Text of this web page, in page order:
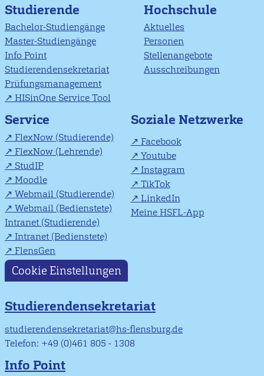
Studierende
Bachelor-Studiengänge
Master-Studiengänge
Info Point
Studierendensekretariat
Prüfungsmanagement
HISinOne Service Tool
Hochschule
Aktuelles
Personen
Stellenangebote
Ausschreibungen
Service
FlexNow (Studierende)
FlexNow (Lehrende)
StudIP
Moodle
Webmail (Studierende)
Webmail (Bedienstete)
Intranet (Studierende)
Intranet (Bedienstete)
FlensGen
Soziale Netzwerke
Facebook
Youtube
Instagram
TikTok
LinkedIn
Meine HSFL-App
Cookie Einstellungen
Studierendensekretariat
studierendensekretariat@hs-flensburg.de
Telefon: +49 (0)461 805 - 1308
Info Point